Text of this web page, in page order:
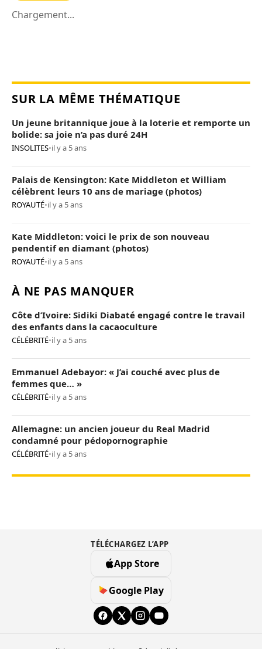
Chargement...
SUR LA MÊME THÉMATIQUE
Un jeune britannique joue à la loterie et remporte un
bolide: sa joie n’a pas duré 24H
INSOLITES•il y a 5 ans
Palais de Kensington: Kate Middleton et William
célèbrent leurs 10 ans de mariage (photos)
ROYAUTÉ•il y a 5 ans
Kate Middleton: voici le prix de son nouveau
pendentif en diamant (photos)
ROYAUTÉ•il y a 5 ans
À NE PAS MANQUER
Côte d’Ivoire: Sidiki Diabaté engagé contre le travail
des enfants dans la cacaoculture
CÉLÉBRITÉ•il y a 5 ans
Emmanuel Adebayor: « J’ai couché avec plus de
femmes que… »
CÉLÉBRITÉ•il y a 5 ans
Allemagne: un ancien joueur du Real Madrid
condamné pour pédopornographie
CÉLÉBRITÉ•il y a 5 ans
TÉLÉCHARGEZ L’APP
App Store
Google Play